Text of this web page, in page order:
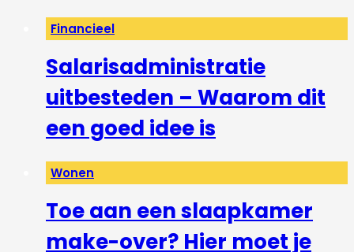
Financieel
Salarisadministratie
uitbesteden – Waarom dit
een goed idee is
Wonen
Toe aan een slaapkamer
make-over? Hier moet je